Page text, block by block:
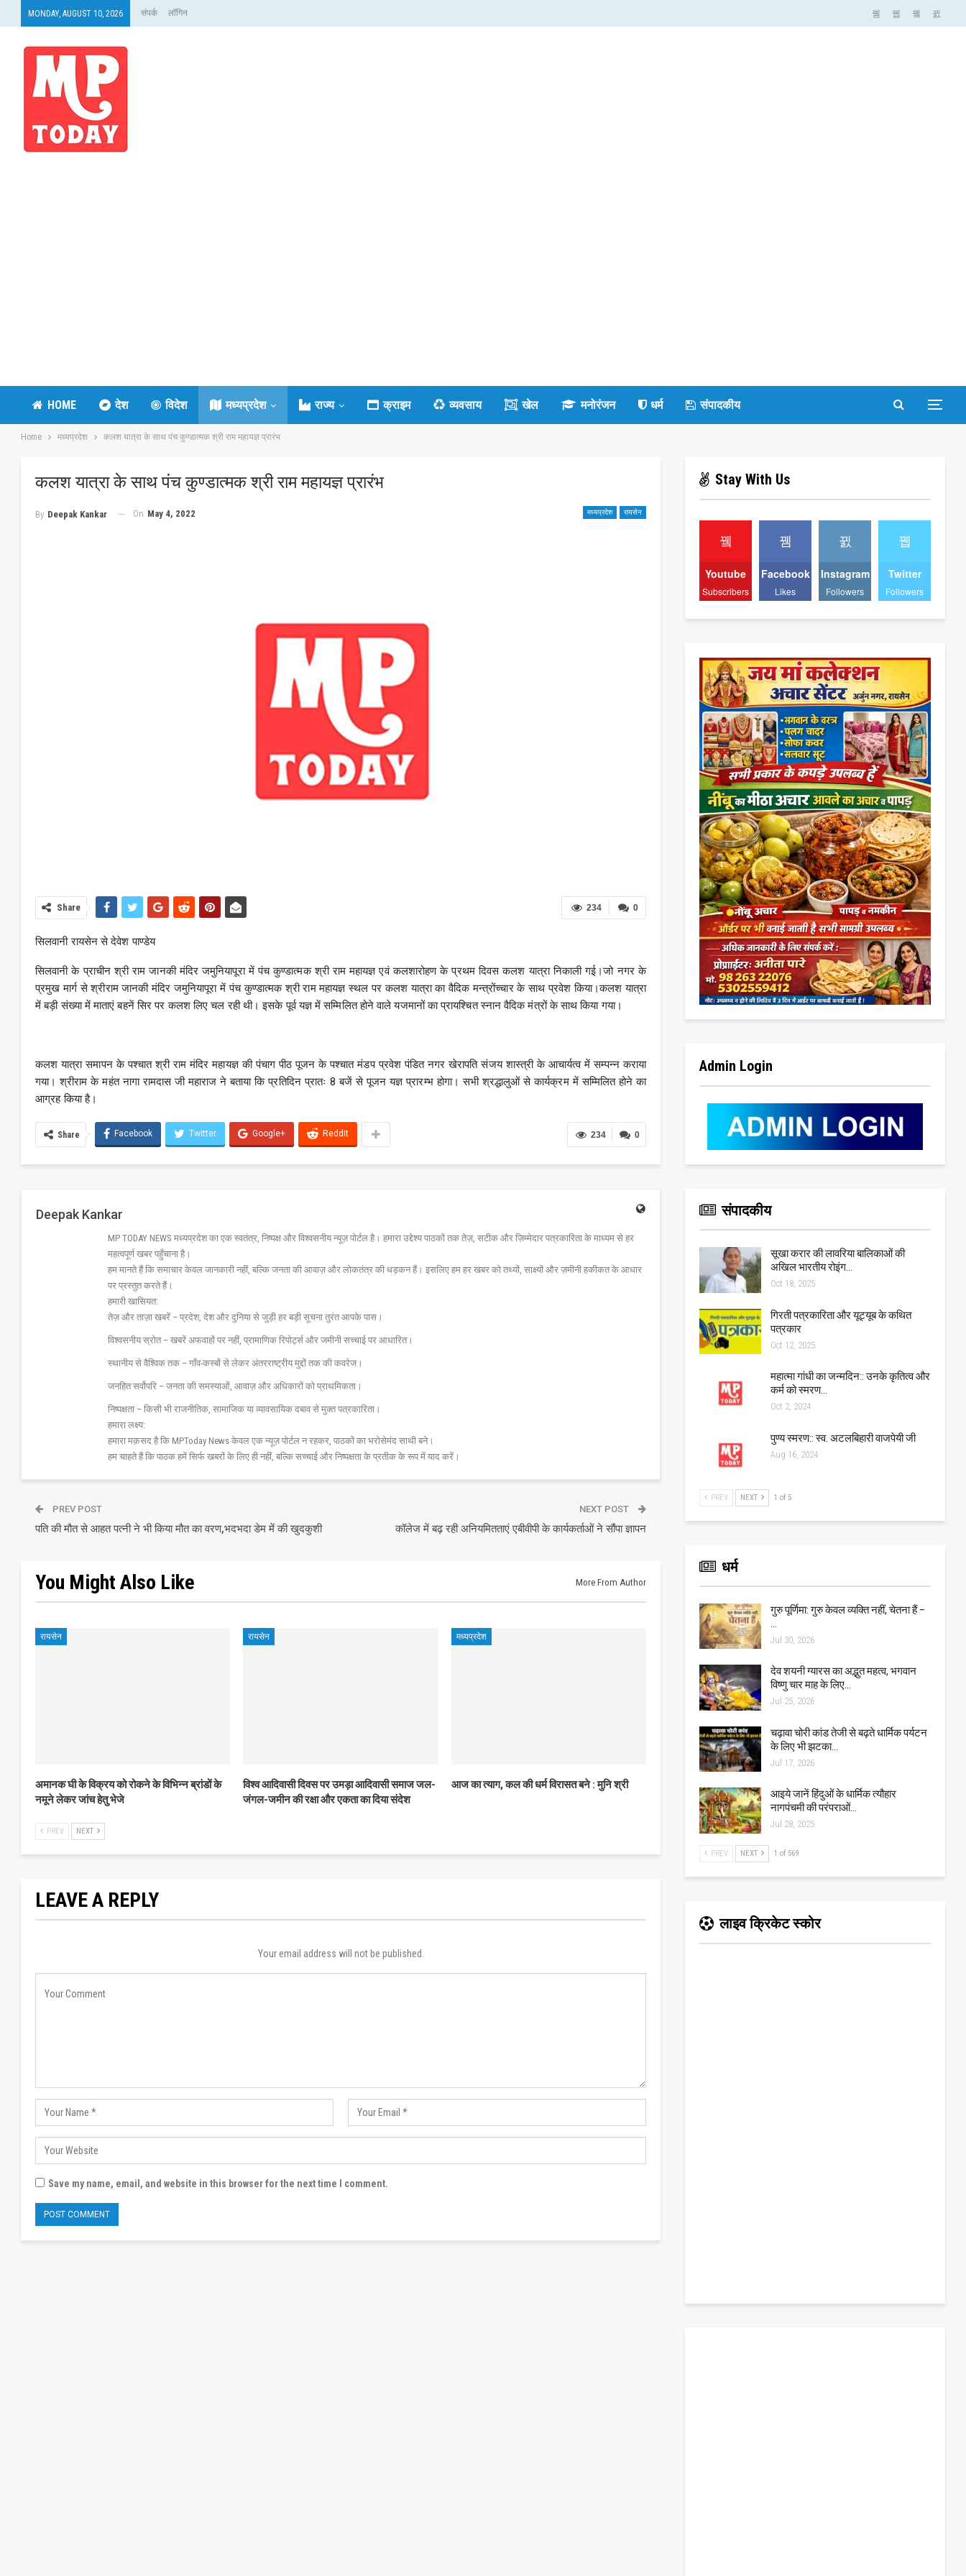
MONDAY, AUGUST 10, 2026 संपर्क लॉगिन
HOME देश विदेश मध्यप्रदेश राज्य क्राइम व्यवसाय खेल मनोरंजन धर्म संपादकीय
Home मध्यप्रदेश कलश यात्रा के साथ पंच कुण्डात्मक श्री राम महायज्ञ प्रारंभ
कलश यात्रा के साथ पंच कुण्डात्मक श्री राम महायज्ञ प्रारंभ
मध्यप्रदेश रायसेन
By Deepak Kankar On May 4, 2022
0
234
Share
सिलवानी रायसेन से देवेश पाण्डेय
सिलवानी के प्राचीन श्री राम जानकी मंदिर जमुनियापूरा में पंच कुण्डात्मक श्री राम महायज्ञ एवं कलशारोहण के प्रथम दिवस कलश यात्रा निकाली गई।जो नगर के
प्रमुख मार्ग से श्रीराम जानकी मंदिर जमुनियापूरा में पंच कुण्डात्मक श्री राम महायज्ञ स्थल पर कलश यात्रा का वैदिक मन्त्रोंच्चार के साथ प्रवेश किया।कलश यात्रा
में बड़ी संख्या में माताएं बहनें सिर पर कलश लिए चल रही थी। इसके पूर्व यज्ञ में सम्मिलित होने वाले यजमानों का प्रायश्चित स्नान वैदिक मंत्रों के साथ किया गया।
कलश यात्रा समापन के पश्चात श्री राम मंदिर महायज्ञ की पंचाग पीठ पूजन के पश्चात मंडप प्रवेश पंडित नगर खेरापति संजय शास्त्री के आचार्यत्व में सम्पन्न कराया
गया। श्रीराम के महंत नागा रामदास जी महाराज ने बताया कि प्रतिदिन प्रातः 8 बजें से पूजन यज्ञ प्रारम्भ होगा। सभी श्रद्धालुओं से कार्यक्रम में सम्मिलित होने का
आग्रह किया है।
0
234
Share Facebook Twitter Google+ ReddIt
Deepak Kankar
MP TODAY NEWS मध्यप्रदेश का एक स्वतंत्र, निष्पक्ष और विश्वसनीय न्यूज़ पोर्टल है। हमारा उद्देश्य पाठकों तक तेज़, सटीक और ज़िम्मेदार पत्रकारिता के माध्यम से हर
महत्वपूर्ण खबर पहुँचाना है।
हम मानते हैं कि समाचार केवल जानकारी नहीं, बल्कि जनता की आवाज़ और लोकतंत्र की धड़कन हैं। इसलिए हम हर खबर को तथ्यों, साक्ष्यों और ज़मीनी हकीकत के आधार
पर प्रस्तुत करते हैं।
हमारी खासियत:
तेज़ और ताज़ा खबरें – प्रदेश, देश और दुनिया से जुड़ी हर बड़ी सूचना तुरंत आपके पास।
विश्वसनीय स्रोत – खबरें अफवाहों पर नहीं, प्रामाणिक रिपोर्ट्स और जमीनी सच्चाई पर आधारित।
स्थानीय से वैश्विक तक – गाँव-कस्बों से लेकर अंतरराष्ट्रीय मुद्दों तक की कवरेज।
जनहित सर्वोपरि – जनता की समस्याओं, आवाज़ और अधिकारों को प्राथमिकता।
निष्पक्षता – किसी भी राजनीतिक, सामाजिक या व्यावसायिक दबाव से मुक्त पत्रकारिता।
हमारा लक्ष्य:
हमारा मक़सद है कि MPToday News केवल एक न्यूज़ पोर्टल न रहकर, पाठकों का भरोसेमंद साथी बने।
हम चाहते हैं कि पाठक हमें सिर्फ खबरों के लिए ही नहीं, बल्कि सच्चाई और निष्पक्षता के प्रतीक के रूप में याद करें।
PREV POST
पति की मौत से आहत पत्नी ने भी किया मौत का वरण,भदभदा डेम में की खुदकुशी
NEXT POST
कॉलेज में बढ़ रही अनियमितताएं एबीवीपी के कार्यकर्ताओं ने सौंपा ज्ञापन
You Might Also Like More From Author
रायसेन
अमानक घी के विक्रय को रोकने के विभिन्न ब्रांडों के
नमूने लेकर जांच हेतु भेजे
रायसेन
विश्व आदिवासी दिवस पर उमड़ा आदिवासी समाज जल-
जंगल-जमीन की रक्षा और एकता का दिया संदेश
मध्यप्रदेश
आज का त्याग, कल की धर्म विरासत बने : मुनि श्री
PREV NEXT
LEAVE A REPLY
Your email address will not be published.
Save my name, email, and website in this browser for the next time I comment.
Stay With Us
Youtube
Subscribers
Facebook
Likes
Instagram
Followers
Twitter
Followers
Admin Login
संपादकीय
सूखा करार की लावरिया बालिकाओं की
अखिल भारतीय रोइंग…
Oct 18, 2025
गिरती पत्रकारिता और यूट्यूब के कथित
पत्रकार
Oct 12, 2025
महात्मा गांधी का जन्मदिन:: उनके कृतित्व और
कर्म को स्मरण…
Oct 2, 2024
पुण्य स्मरण:: स्व. अटलबिहारी वाजपेयी जी
Aug 16, 2024
PREV NEXT 1 of 5
धर्म
गुरु पूर्णिमा: गुरु केवल व्यक्ति नहीं, चेतना हैं –
Jul 30, 2026
देव शयनी ग्यारस का अद्भुत महत्व, भगवान
विष्णु चार माह के लिए…
Jul 25, 2026
चढ़ावा चोरी कांड तेजी से बढ़ते धार्मिक पर्यटन
के लिए भी झटका…
Jul 17, 2026
आइये जानें हिंदुओं के धार्मिक त्यौहार
नागपंचमी की परंपराओं…
Jul 28, 2025
PREV NEXT 1 of 569
लाइव क्रिकेट स्कोर